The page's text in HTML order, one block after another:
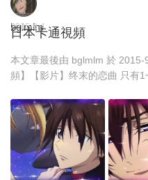
bglmlm
2015-9-4
日本卡通視頻
本文章最後由 bglmlm 於
頻】【影片】终末的恋曲 只有1~